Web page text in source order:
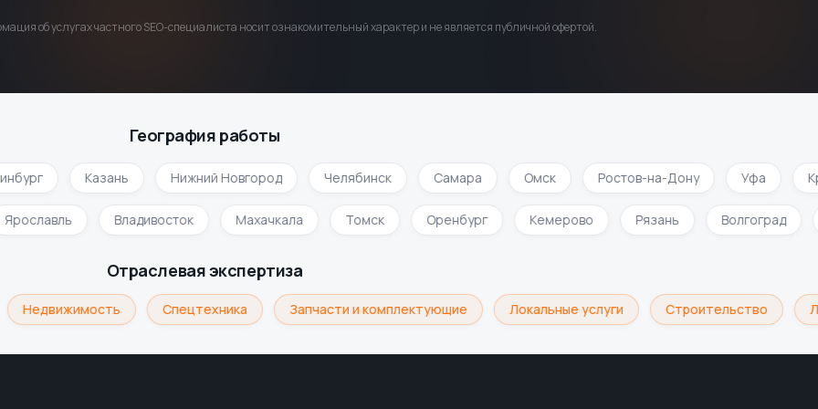
об услугах частного SEO-специалиста носит ознакомительный характер и не является публичной офертой.
География работы
Казань Нижний Новгород Челябинск Самара Омск Ростов-на-Дону Уфа
Ярославль Владивосток Махачкала Томск Оренбург Кемерово Рязань Волгоград
Отраслевая экспертиза
Недвижимость Спецтехника Запчасти и комплектующие Локальные услуги Строительство